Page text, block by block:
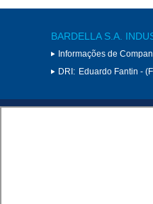
BARDELLA S.A.
Informações de
DRI: Eduardo Fantin -